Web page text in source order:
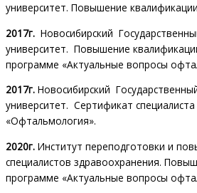
университет. Повышение
2017г. Новосибирский
университет. Повышение
программе «Актуальные вопросы
2017г. Новосибирский
университет. Сертификат
«Офтальмология».
2020г. Институт переподготовки и
специалистов здравоохранения.
программе «Актуальные вопросы